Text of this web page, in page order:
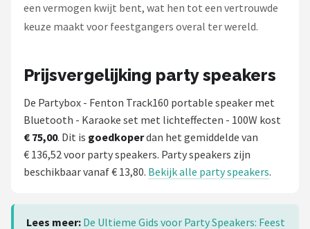
een vermogen kwijt bent, wat hen tot een vertrouwde
keuze maakt voor feestgangers overal ter wereld.
Prijsvergelijking party speakers
De Partybox - Fenton Track160 portable speaker met
Bluetooth - Karaoke set met lichteffecten - 100W kost
€ 75,00. Dit is goedkoperdan het gemiddelde van
€ 136,52 voor party speakers. Party speakers zijn
beschikbaar vanaf € 13,80. Bekijk alle party speakers.
Lees meer: De Ultieme Gids voor Party Speakers: Feest